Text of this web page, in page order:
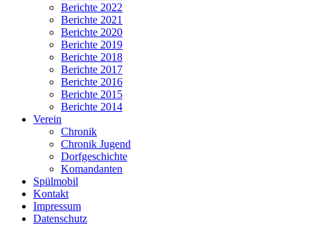
Berichte 2022
Berichte 2021
Berichte 2020
Berichte 2019
Berichte 2018
Berichte 2017
Berichte 2016
Berichte 2015
Berichte 2014
Verein
Chronik
Chronik Jugend
Dorfgeschichte
Komandanten
Spülmobil
Kontakt
Impressum
Datenschutz